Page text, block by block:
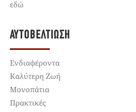
εδώ
ΑΥΤΟΒΕΛΤΊΩΣΗ
Ενδιαφέροντα
Καλύτερη Ζωή
Μονοπάτια
Πρακτικές